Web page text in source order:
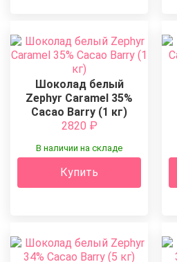
Шоколад белый
Zephyr Caramel 35%
Cacao Barry (1 кг)
2820 ₽
В наличии на складе
Купить